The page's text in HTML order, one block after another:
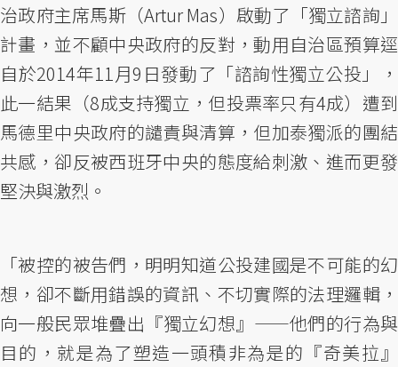
治政府主席馬斯（Artur Mas）啟動了「獨立諮詢」
計畫，並不顧中央政府的反對，動用自治區預算逕
自於2014年11月9日發動了「諮詢性獨立公投」，
此一結果（8成支持獨立，但投票率只有4成）遭到
馬德里中央政府的譴責與清算，但加泰獨派的團結
共感，卻反被西班牙中央的態度給刺激、進而更發
堅決與激烈。
「被控的被告們，明明知道公投建國是不可能的幻
想，卻不斷用錯誤的資訊、不切實際的法理邏輯，
向一般民眾堆疊出『獨立幻想』——他們的行為與
目的，就是為了塑造一頭積非為是的『奇美拉』